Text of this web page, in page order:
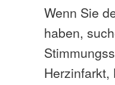
Wenn Sie
haben,
Herzinfarkt,